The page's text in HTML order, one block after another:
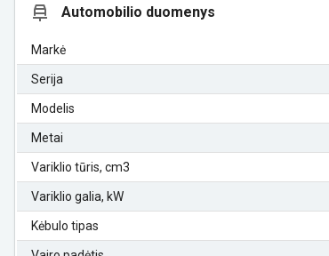
Automobilio duomenys
Markė
Serija
Modelis
Metai
Variklio tūris, cm3
Variklio galia, kW
Kėbulo tipas